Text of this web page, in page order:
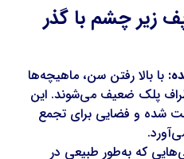
زیر چشم با گذر
با بالا رفتن سن، ماهیچه‌ها
پلک ضعیف می‌شوند. این
شده و فضایی برای تجمع
که به‌طور طبیعی در